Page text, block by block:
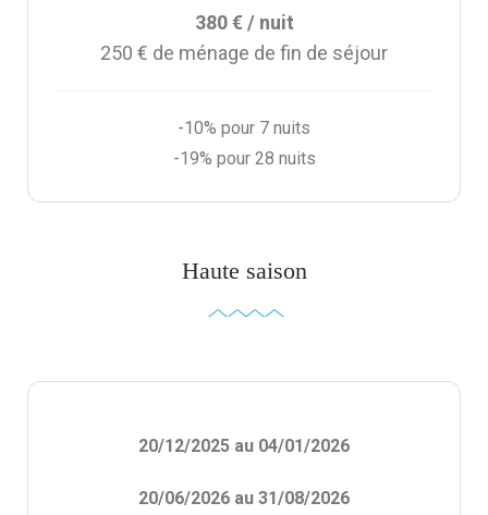
380 € / nuit
250 € de ménage de fin de séjour
-10% pour 7 nuits
-19% pour 28 nuits
Haute saison
20/12/2025 au 04/01/2026
20/06/2026 au 31/08/2026